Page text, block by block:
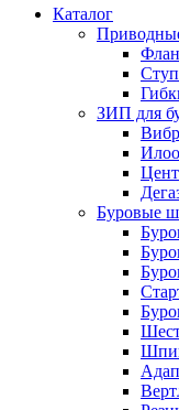
Каталог
ЗИП для
Буровые